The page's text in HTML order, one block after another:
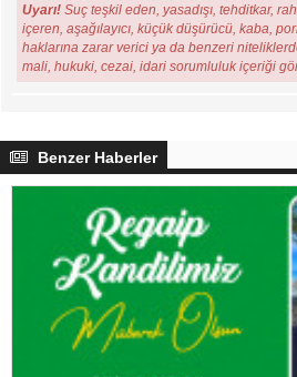
Uyarı! Suç teşkil eden, yasadışı, tehditkar,
içeren, aşağılayıcı, küçük düşürücü, kaba,
haklarına zarar verici ya da benzeri
mali, hukuki, cezai, idari sorumluluk içeriği
Benzer Haberler